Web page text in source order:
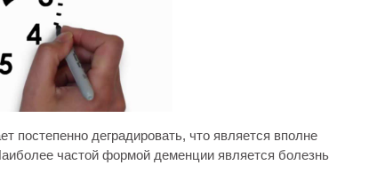
постепенно деградировать, что является вполне
частой формой деменции является болезнь